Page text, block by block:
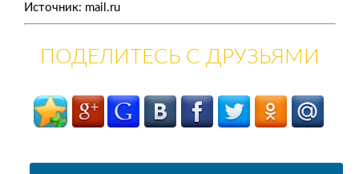
Источник: mail.ru
ПОДЕЛИТЕСЬ С ДРУЗЬЯМИ